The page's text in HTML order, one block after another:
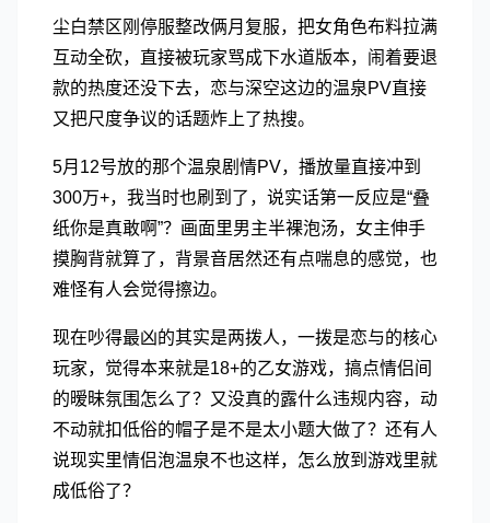
尘白禁区刚停服整改俩月复服，把女角色布料拉满
互动全砍，直接被玩家骂成下水道版本，闹着要退
款的热度还没下去，恋与深空这边的温泉PV直接
又把尺度争议的话题炸上了热搜。
5月12号放的那个温泉剧情PV，播放量直接冲到
300万+，我当时也刷到了，说实话第一反应是“叠
纸你是真敢啊”？画面里男主半裸泡汤，女主伸手
摸胸背就算了，背景音居然还有点喘息的感觉，也
难怪有人会觉得擦边。
现在吵得最凶的其实是两拨人，一拨是恋与的核心
玩家，觉得本来就是18+的乙女游戏，搞点情侣间
的暧昧氛围怎么了？又没真的露什么违规内容，动
不动就扣低俗的帽子是不是太小题大做了？还有人
说现实里情侣泡温泉不也这样，怎么放到游戏里就
成低俗了？